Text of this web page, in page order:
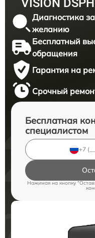
VISION
Диагностика
желанию
Бесплатный
обращения
Гарантия на
Срочный
Бесплатная
специалистом
Нажимая на кнопку